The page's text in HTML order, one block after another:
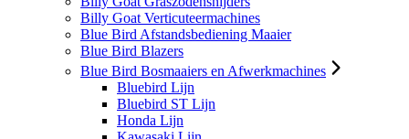
Billy Goat Verticuteermachines
Blue Bird Afstandsbediening Maaier
Blue Bird Blazers
Blue Bird Bosmaaiers en Afwerkmachines
Bluebird Lijn
Bluebird ST Lijn
Honda Lijn